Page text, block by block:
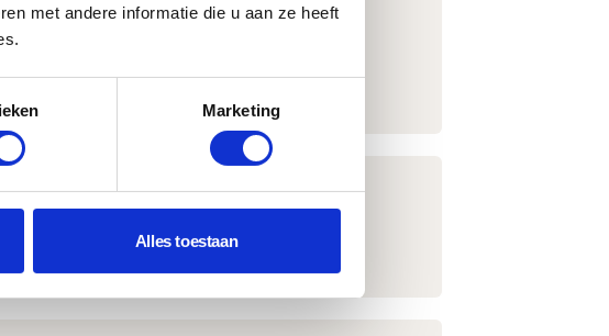
met andere informatie die u aan ze heeft
Marketing
Alles toestaan